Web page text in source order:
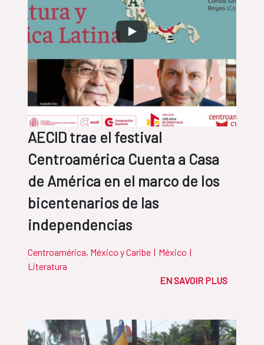
AECID trae el festival
Centroamérica Cuenta a Casa
de América en el marco de los
bicentenarios de las
independencias
Centroamérica, México y Caribe | México |
Literatura
EN SAVOIR PLUS